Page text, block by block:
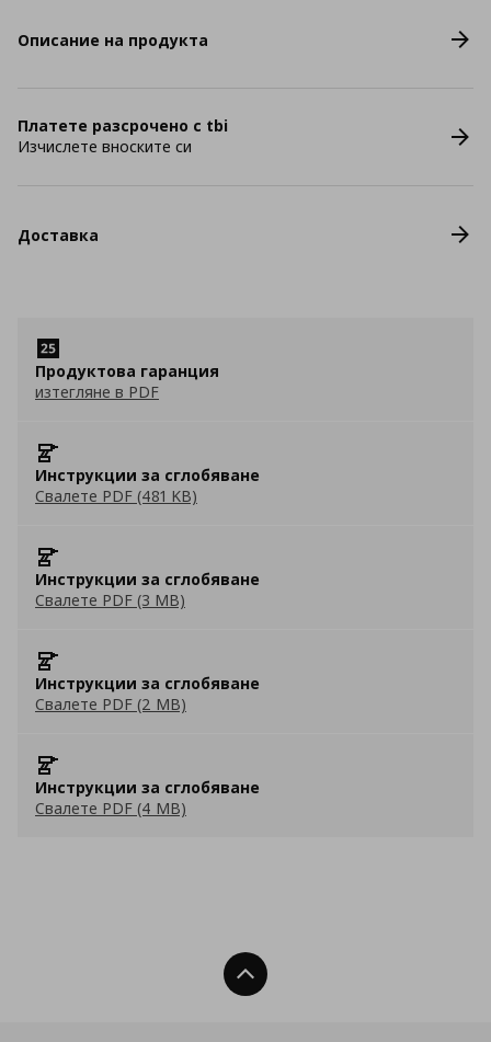
Описание на продукта
Платете разсрочено с tbi
Изчислете вноските си
Доставка
Продуктова гаранция
изтегляне в PDF
Инструкции за сглобяване
Свалете PDF (481 KB)
Инструкции за сглобяване
Свалете PDF (3 MB)
Инструкции за сглобяване
Свалете PDF (2 MB)
Инструкции за сглобяване
Свалете PDF (4 MB)
Нагоре